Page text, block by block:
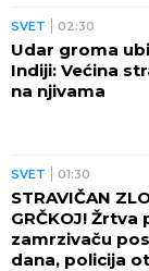
SVET 02:30
Udar groma
Indiji: Većina
na njivama
SVET 01:30
STRAVIČAN
GRČKOJ! Žrtva
zamrzivaču
dana, policija